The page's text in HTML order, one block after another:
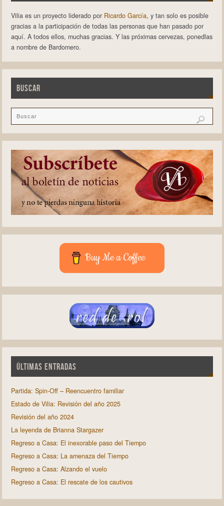
Vilia es un proyecto liderado por Ricardo García, y tan solo es posible
gracias a la participación de todas las personas que han pasado por
aquí. A todos ellos, muchas gracias. Y las próximas cervezas, ponedlas
a nombre de Bardomero.
BUSCAR
Buy Me a Coffee
ÚLTIMAS ENTRADAS
Partida: Spin-Off – Reencuentro familiar
Estado de Vilia: Revisión del año 2025
Revisión del año 2024
La leyenda de Brianna Stargazer
Regreso a Casa: El inexorable paso del Tiempo
Regreso a Casa: La amenaza del Tiempo
Regreso a Casa: Alzando el vuelo
Regreso a Casa: El rescate de los cautivos